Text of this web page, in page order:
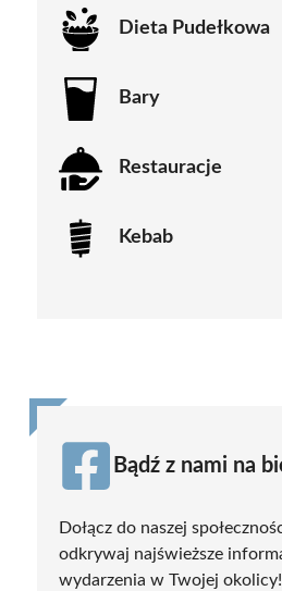
Dieta Pudełkowa
Bary
Restauracje
Kebab
Bądź z nami na
Dołącz do naszej
odkrywaj najświeższe
wydarzenia w Twojej okolicy!